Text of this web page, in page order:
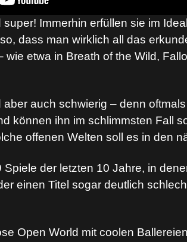
Immerhin erfüllen sie im
dass man wirklich all das
wie etwa in Breath of the Wild,
aber auch schwierig – denn
können ihn im schlimmsten Fall
offenen Welten soll es in den
Spiele der letzten 10 Jahre, in
einen Titel sogar deutlich
Open World mit coolen Ballereien